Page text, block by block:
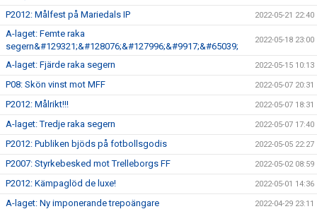
P2012: Målfest på Mariedals IP 2022-05-21 22:40
A-laget: Femte raka
segern&#129321;&#128076;&#127996;&#9917;&#65039;
2022-05-18 23:00
A-laget: Fjärde raka segern 2022-05-15 10:13
P08: Skön vinst mot MFF 2022-05-07 20:31
P2012: Målrikt!!! 2022-05-07 18:31
A-laget: Tredje raka segern 2022-05-07 17:40
P2012: Publiken bjöds på fotbollsgodis 2022-05-05 22:27
P2007: Styrkebesked mot Trelleborgs FF 2022-05-02 08:59
P2012: Kämpaglöd de luxe! 2022-05-01 14:36
A-laget: Ny imponerande trepoängare 2022-04-29 23:11